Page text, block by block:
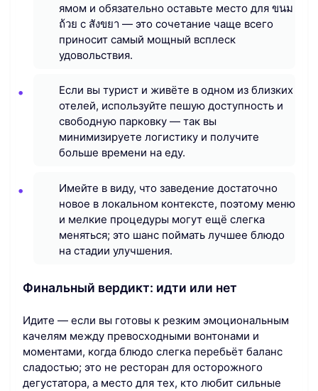
ямом и обязательно оставьте место для ขนม
ถ้วย с สังขยา — это сочетание чаще всего
приносит самый мощный всплеск
удовольствия.
Если вы турист и живёте в одном из близких
отелей, используйте пешую доступность и
свободную парковку — так вы
минимизируете логистику и получите
больше времени на еду.
Имейте в виду, что заведение достаточно
новое в локальном контексте, поэтому меню
и мелкие процедуры могут ещё слегка
меняться; это шанс поймать лучшее блюдо
на стадии улучшения.
Финальный вердикт: идти или нет
Идите — если вы готовы к резким эмоциональным
качелям между превосходными вонтонами и
моментами, когда блюдо слегка перебьёт баланс
сладостью; это не ресторан для осторожного
дегустатора, а место для тех, кто любит сильные